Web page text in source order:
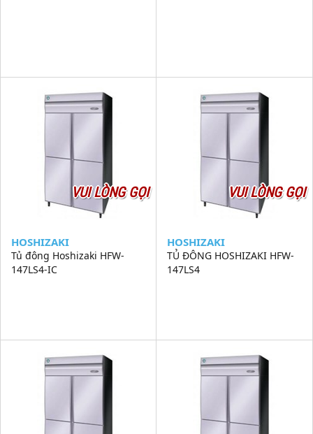
VUI LÒNG GỌI
HOSHIZAKI
Tủ đông Hoshizaki HFW-
147LS4-IC
VUI LÒNG GỌI
HOSHIZAKI
TỦ ĐÔNG HOSHIZAKI HFW-
147LS4